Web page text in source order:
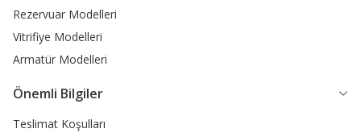
Rezervuar Modelleri
Vitrifiye Modelleri
Armatür Modelleri
Önemli Bilgiler
Teslimat Koşulları